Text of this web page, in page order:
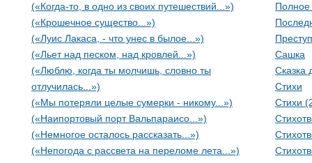
(«Когда-то, в одно из своих путешествий...»)
(«Крошечное существо...»)
(«Луис Лакаса, - что унес в былое...»)
(«Льет над песком, над кровлей...»)
(«Люблю, когда ты молчишь, словно ты
отлучилась...»)
(«Мы потеряли целые сумерки - никому...»)
(«Наипортовый порт Вальпараисо...»)
(«Немногое осталось рассказать...»)
(«Непогода с рассвета на переломе лета...»)
Полное
Сашка
Сказка
Стихи
Стихи